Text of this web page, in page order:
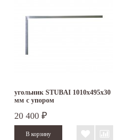
угольник STUBAI 1010х495х30
мм с упором
20 400 ₽